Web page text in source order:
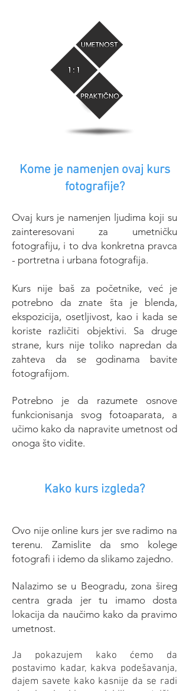
Kome je namenjen ovaj kurs
fotografije?
Ovaj kurs je namenjen ljudima koji su
zainteresovani za umetničku
fotografiju, i to dva konkretna pravca
- portretna i urbana fotografija.
​Kurs nije baš za početnike, već je
potrebno da znate šta je blenda,
ekspozicija, osetljivost, kao i kada se
koriste različiti objektivi. Sa druge
strane, kurs nije toliko napredan da
zahteva da se godinama bavite
fotografijom.
Potrebno je da razumete osnove
funkcionisanja svog fotoaparata, a
učimo kako da napravite umetnost od
onoga što vidite.
Kako kurs izgleda?
Ovo nije online kurs jer sve radimo na
terenu. Zamislite da smo kolege
fotografi i idemo da slikamo zajedno.
Nalazimo se u Beogradu, zona šireg
centra grada jer tu imamo dosta
lokacija da naučimo kako da pravimo
umetnost.
​Ja pokazujem kako ćemo da
postavimo kadar, kakva podešavanja,
dajem savete kako kasnije da se radi